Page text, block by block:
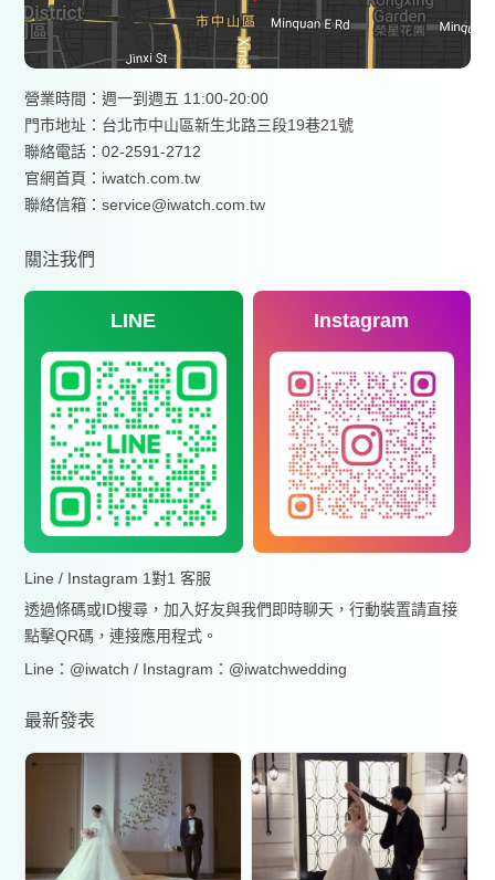
營業時間：週一到週五 11:00-20:00
門市地址：台北市中山區新生北路三段19巷21號
聯絡電話：02-2591-2712
官網首頁： iwatch.com.tw
聯絡信箱：service@iwatch.com.tw
關注我們
LINE Instagram
Line / Instagram 1對1 客服
透過條碼或ID搜尋，加入好友與我們即時聊天，行動裝置請直接
點擊QR碼，連接應用程式。
Line：@iwatch / Instagram：@iwatchwedding
最新發表